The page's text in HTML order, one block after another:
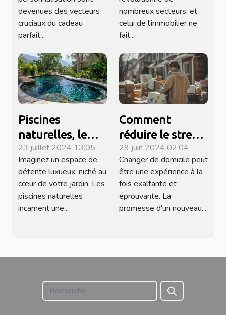
devenues des vecteurs
cruciaux du cadeau
parfait...
immobilières
nombreux secteurs, et
celui de l'immobilier ne
fait...
Piscines
naturelles, le
luxe écologique
chez soi
23 juillet 2024 13:05
Imaginez un espace de
détente luxueux, niché au
cœur de votre jardin. Les
piscines naturelles
incarnent une...
Comment
réduire le stress
lors d'un
changement de
domicile
29 juin 2024 02:04
Changer de domicile peut
être une expérience à la
fois exaltante et
éprouvante. La
promesse d'un nouveau...